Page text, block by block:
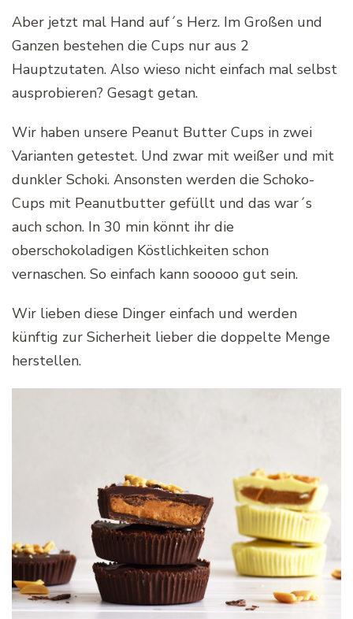
Aber jetzt mal Hand auf´s Herz. Im Großen und
Ganzen bestehen die Cups nur aus 2
Hauptzutaten. Also wieso nicht einfach mal selbst
ausprobieren? Gesagt getan.
Wir haben unsere Peanut Butter Cups in zwei
Varianten getestet. Und zwar mit weißer und mit
dunkler Schoki. Ansonsten werden die Schoko-
Cups mit Peanutbutter gefüllt und das war´s
auch schon. In 30 min könnt ihr die
oberschokoladigen Köstlichkeiten schon
vernaschen. So einfach kann sooooo gut sein.
Wir lieben diese Dinger einfach und werden
künftig zur Sicherheit lieber die doppelte Menge
herstellen.